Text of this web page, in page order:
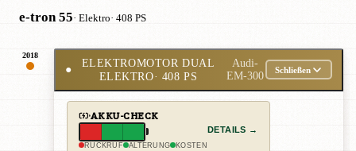
e-tron 55· Elektro· 408 PS
2018
●
ELEKTROMOTOR DUAL
ELEKTRO· 408 PS
Audi-
EM-300
Schließen
AKKU-CHECK
RÜCKRUF ALTERUNG KOSTEN
DETAILS →